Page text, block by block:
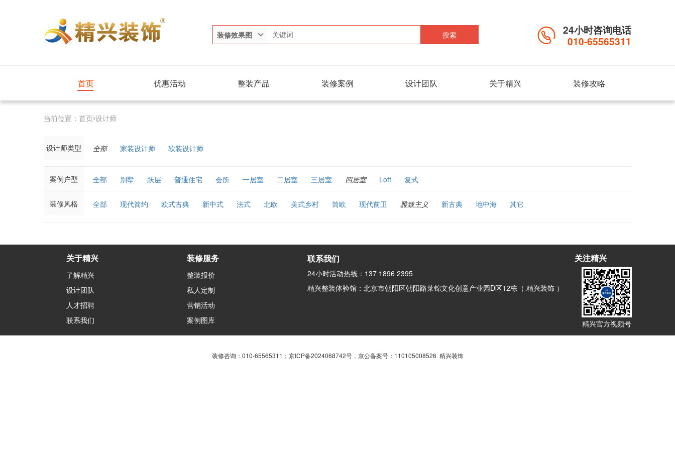
装修效果图 搜索
24小时咨询电话
010-65565311
首页 优惠活动 整装产品 装修案例 设计团队 关于精兴 装修攻略
当前位置： 首页 设计师
设计师类型 全部 家装设计师 软装设计师
案例户型 全部 别墅 跃层 普通住宅 会所 一居室 二居室 三居室 四居室 Loft 复式
装修风格 全部 现代简约 欧式古典 新中式 法式 北欧 美式乡村 简欧 现代前卫 雅致主义 新古典 地中海 其它
关于精兴
了解精兴
设计团队
人才招聘
联系我们
装修服务
整装报价
私人定制
营销活动
案例图库
联系我们
24小时活动热线：137 1896 2395
精兴整装体验馆：北京市朝阳区朝阳路莱锦文化创意产业园D区12栋（ 精兴装饰 ）
关注精兴
精兴官方视频号
装修咨询：010-65565311； 京ICP备2024068742号， 京公备案号：110105008526 精兴装饰